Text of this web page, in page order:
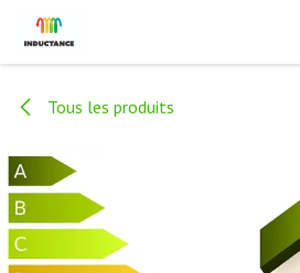
Se rendre au contenu
Tous les produits